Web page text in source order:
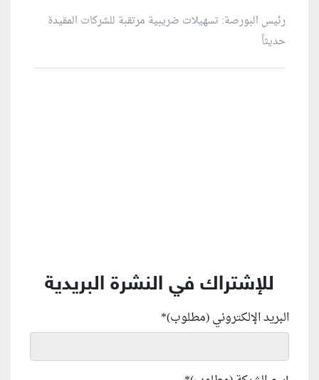
رئيس البورصة: تسهيلات ضريبية مرتقبة للشركات المقيدة
حديثاً
للإشتراك في النشرة البريدية
البريد الإلكتروني (مطلوب)*